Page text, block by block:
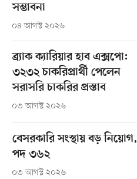
সম্ভাবনা
০৪ আগস্ট ২০২৬
ব্র্যাক ক্যারিয়ার হাব এক্সপো:
৩২৩২ চাকরিপ্রার্থী পেলেন
সরাসরি চাকরির প্রস্তাব
০৩ আগস্ট ২০২৬
বেসরকারি সংস্থায় বড় নিয়োগ,
পদ ৩৬২
০৩ আগস্ট ২০২৬